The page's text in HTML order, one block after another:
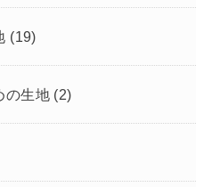
(19)
の生地 (2)